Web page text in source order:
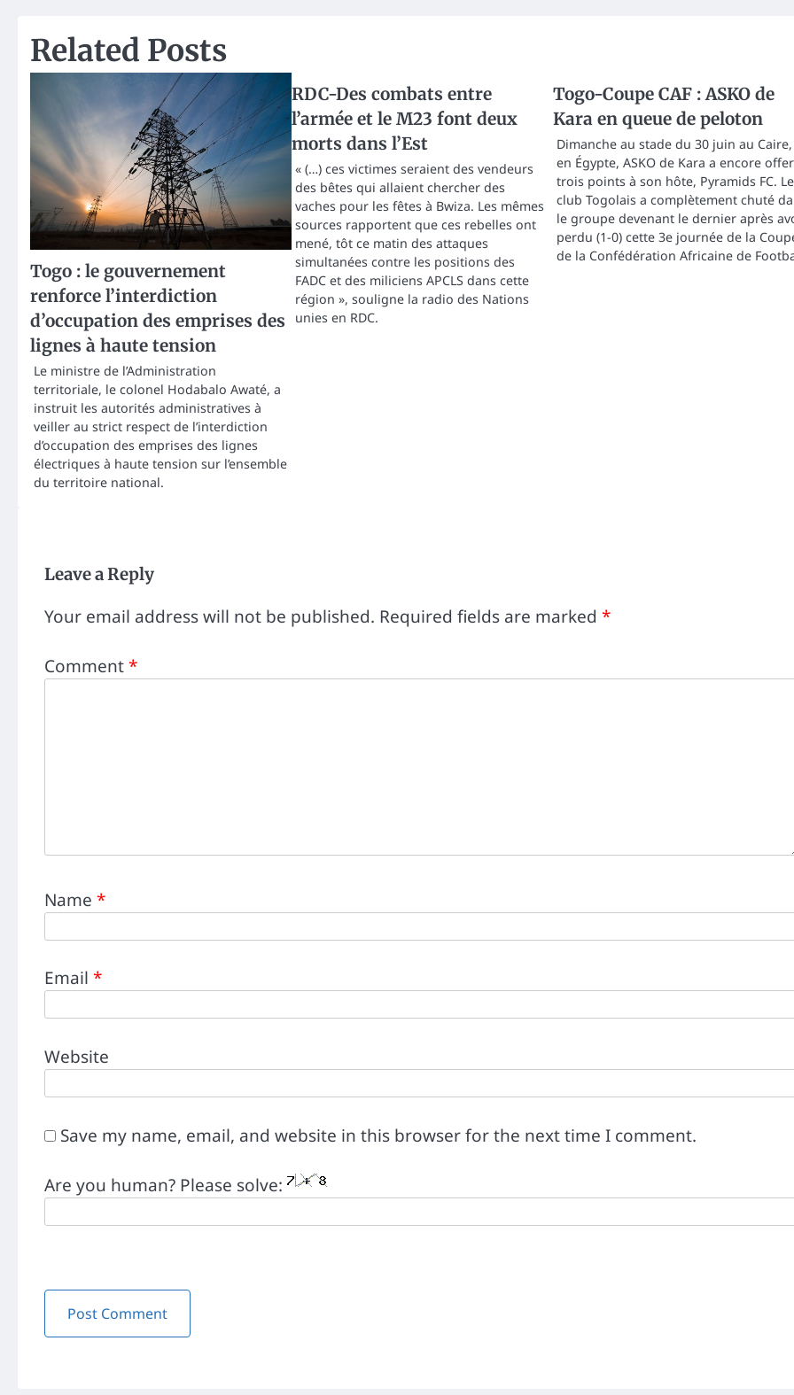
Related Posts
Togo : le gouvernement
renforce l’interdiction
d’occupation des emprises des
lignes à haute tension
Le ministre de l’Administration
territoriale, le colonel Hodabalo Awaté, a
instruit les autorités administratives à
veiller au strict respect de l’interdiction
d’occupation des emprises des lignes
électriques à haute tension sur l’ensemble
du territoire national.
RDC-Des combats entre
l’armée et le M23 font deux
morts dans l’Est
« (…) ces victimes seraient des vendeurs
des bêtes qui allaient chercher des
vaches pour les fêtes à Bwiza. Les mêmes
sources rapportent que ces rebelles ont
mené, tôt ce matin des attaques
simultanées contre les positions des
FADC et des miliciens APCLS dans cette
région », souligne la radio des Nations
unies en RDC.
Togo-Coupe CAF : ASKO de
Kara en queue de peloton
Dimanche au stade du 30 juin au Caire,
en Égypte, ASKO de Kara a encore
trois points à son hôte, Pyramids FC. Le
club Togolais a complètement chuté
le groupe devenant le dernier après
perdu (1-0) cette 3e journée de la
de la Confédération Africaine de
Leave a Reply
Your email address will not be published. Required fields are marked *
Comment*
Name *
Email *
Website
Save my name, email, and website in this browser for the next time I comment.
Are you human? Please solve: